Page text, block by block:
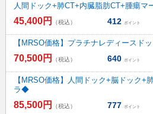
人間ドック+肺CT+内臓脂肪CT+腫瘍
45,400円 （税込） 412 ポイント
【MRSO価格】プラチナレディース
70,500円 （税込） 640 ポイント
【MRSO価格】人間ドック+脳ドック+
ラ◆
85,500円 （税込） 777 ポイント